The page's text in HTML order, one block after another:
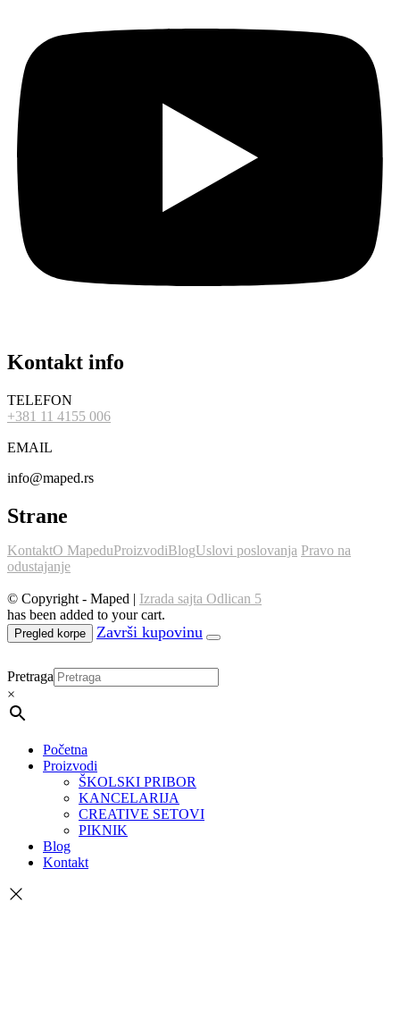
Kontakt info
TELEFON
+381 11 4155 006
EMAIL
info@maped.rs
Strane
KontaktO MapeduProizvodiBlogUslovi poslovanja Pravo na
odustajanje
© Copyright - Maped | Izrada sajta Odlican 5
has been added to your cart.
Pregled korpe
Pretraga
×
Početna
Proizvodi
ŠKOLSKI PRIBOR
KANCELARIJA
CREATIVE SETOVI
PIKNIK
Blog
Kontakt